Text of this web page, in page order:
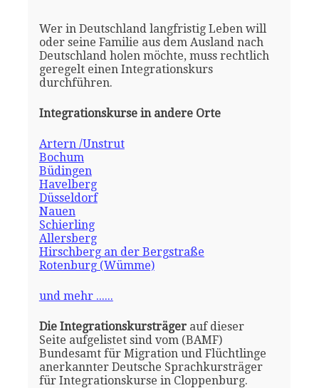
Wer in Deutschland langfristig Leben will
oder seine Familie aus dem Ausland nach
Deutschland holen möchte, muss rechtlich
geregelt einen Integrationskurs
durchführen.
Integrationskurse in andere Orte
Artern /Unstrut
Bochum
Büdingen
Havelberg
Düsseldorf
Nauen
Schierling
Allersberg
Hirschberg an der Bergstraße
Rotenburg (Wümme)
und mehr ......
Die Integrationskursträgerauf dieser
Seite aufgelistet sind vom (BAMF)
Bundesamt für Migration und Flüchtlinge
anerkannter Deutsche Sprachkursträger
für Integrationskurse in Cloppenburg.